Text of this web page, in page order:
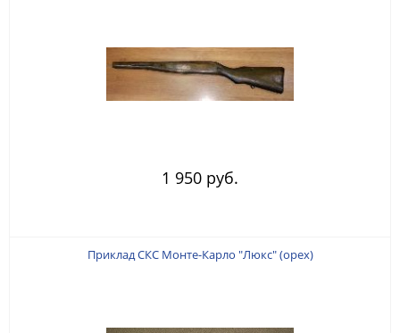
1 950 руб.
Приклад СКС Монте-Карло "Люкс" (орех)